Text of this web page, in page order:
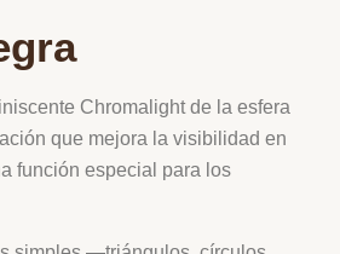
Chromalight de la esfera
que mejora la visibilidad en
función especial para los